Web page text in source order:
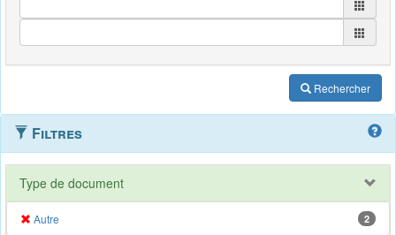
Rechercher
Filtres
Type de document
Autre 2